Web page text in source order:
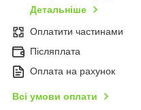
Детальніше
Оплатити частинами
Післяплата
Оплата на рахунок
Всі умови оплати